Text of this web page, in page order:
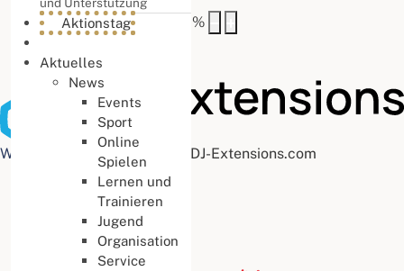
Buchstabenabstand
%
Web Accessibility plugin by DJ-Extensions.com
Aktionstag
Aktuelles
News
Events
Sport
Online
Spielen
Lernen und
Trainieren
Jugend
Organisation
Service